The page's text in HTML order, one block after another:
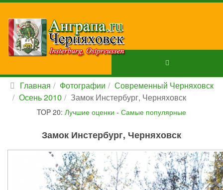
Главная Фотографии
Современный Черняховск
Осень 2010
Замок Инстербург, Черняховск
TOP 20: Лучшие оценки - Самые популярные
Замок Инстербург, Черняховск